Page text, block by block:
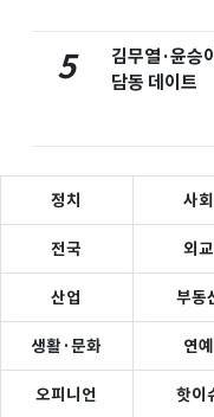
5
김무열·윤승
담동 데이트
정치 사회
전국 외교
산업 부동
생활·문화 연예
오피니언 핫이